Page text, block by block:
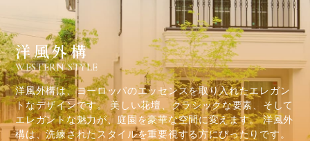
洋風外構
WESTERN STYLE
洋風外構は、ヨーロッパのエッセンスを取り入れたエレガン
トなデザインです。 美しい花壇、クラシックな要素、そして
エレガントな魅力が、庭園を豪華な空間に変えます。 洋風外
構は、洗練されたスタイルを重要視する方にぴったりです。